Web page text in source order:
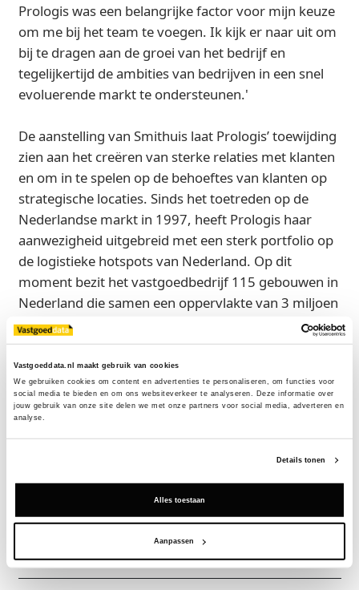
Vastgoeddata.nl maakt gebruik van cookies
We gebruiken cookies om content en advertenties te personaliseren, om functies voor
social media te bieden en om ons websiteverkeer te analyseren. Deze informatie over
jouw gebruik van onze site delen we met onze partners voor social media, adverteren en
analyse.
Details tonen
Alles toestaan
Aanpassen
Prologis was een belangrijke factor voor mijn keuze
om me bij het team te voegen. Ik kijk er naar uit om
bij te dragen aan de groei van het bedrijf en
tegelijkertijd de ambities van bedrijven in een snel
evoluerende markt te ondersteunen.'
De aanstelling van Smithuis laat Prologis’ toewijding
zien aan het creëren van sterke relaties met klanten
en om in te spelen op de behoeftes van klanten op
strategische locaties. Sinds het toetreden op de
Nederlandse markt in 1997, heeft Prologis haar
aanwezigheid uitgebreid met een sterk portfolio op
de logistieke hotspots van Nederland. Op dit
moment bezit het vastgoedbedrijf 115 gebouwen in
Nederland die samen een oppervlakte van 3 miljoen
vierkante meter beslaan.
Gina Helmold, head of capital Deployment & Leasing
Benelux bij Prologis, voegt toe:
'In een markt die flexibiliteit en innovatie vereist is
het belangrijker dan ooit om onze klanten en hun